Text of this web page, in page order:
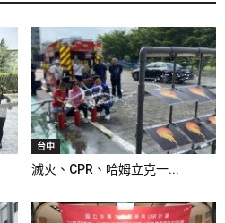
台中
滅火、CPR、哈姆立克一...